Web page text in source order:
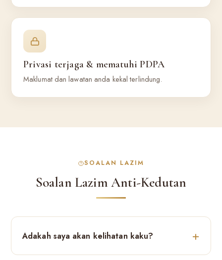
Privasi terjaga & mematuhi PDPA
Maklumat dan lawatan anda kekal terlindung.
SOALAN LAZIM
Soalan Lazim Anti-Kedutan
Adakah saya akan kelihatan kaku?